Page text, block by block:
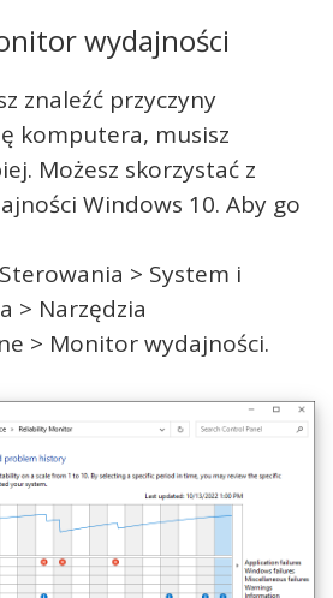
wydajności
znaleźć przyczyny
komputera, musisz
Możesz skorzystać z
Windows 10. Aby go
> System i
> Narzędzia
> Monitor wydajności.